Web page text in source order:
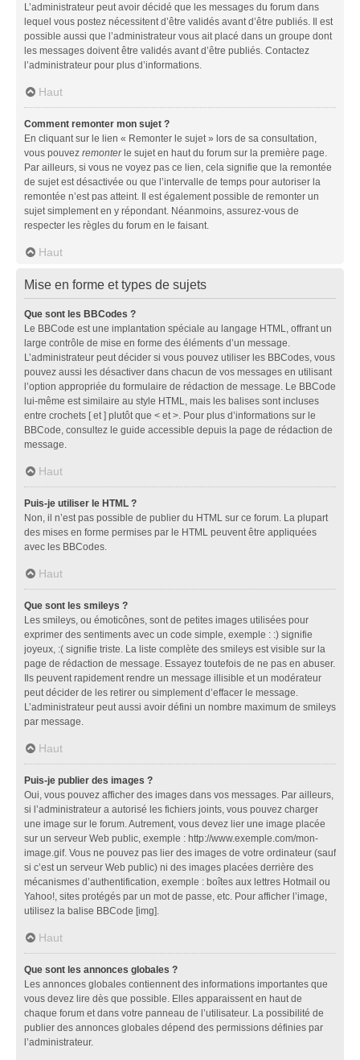
L’administrateur peut avoir décidé que les messages du forum dans
lequel vous postez nécessitent d’être validés avant d’être publiés. Il est
possible aussi que l’administrateur vous ait placé dans un groupe dont
les messages doivent être validés avant d’être publiés. Contactez
l’administrateur pour plus d’informations.
Haut
Comment remonter mon sujet ?
En cliquant sur le lien « Remonter le sujet » lors de sa consultation,
vous pouvez remonterle sujet en haut du forum sur la première page.
Par ailleurs, si vous ne voyez pas ce lien, cela signifie que la remontée
de sujet est désactivée ou que l’intervalle de temps pour autoriser la
remontée n’est pas atteint. Il est également possible de remonter un
sujet simplement en y répondant. Néanmoins, assurez-vous de
respecter les règles du forum en le faisant.
Haut
Mise en forme et types de sujets
Que sont les BBCodes ?
Le BBCode est une implantation spéciale au langage HTML, offrant un
large contrôle de mise en forme des éléments d’un message.
L’administrateur peut décider si vous pouvez utiliser les BBCodes, vous
pouvez aussi les désactiver dans chacun de vos messages en utilisant
l’option appropriée du formulaire de rédaction de message. Le BBCode
lui-même est similaire au style HTML, mais les balises sont incluses
entre crochets [ et ] plutôt que < et >. Pour plus d’informations sur le
BBCode, consultez le guide accessible depuis la page de rédaction de
message.
Haut
Puis-je utiliser le HTML ?
Non, il n’est pas possible de publier du HTML sur ce forum. La plupart
des mises en forme permises par le HTML peuvent être appliquées
avec les BBCodes.
Haut
Que sont les smileys ?
Les smileys, ou émoticônes, sont de petites images utilisées pour
exprimer des sentiments avec un code simple, exemple : :) signifie
joyeux, :( signifie triste. La liste complète des smileys est visible sur la
page de rédaction de message. Essayez toutefois de ne pas en abuser.
Ils peuvent rapidement rendre un message illisible et un modérateur
peut décider de les retirer ou simplement d’effacer le message.
L’administrateur peut aussi avoir défini un nombre maximum de smileys
par message.
Haut
Puis-je publier des images ?
Oui, vous pouvez afficher des images dans vos messages. Par ailleurs,
si l’administrateur a autorisé les fichiers joints, vous pouvez charger
une image sur le forum. Autrement, vous devez lier une image placée
sur un serveur Web public, exemple : http://www.exemple.com/mon-
image.gif. Vous ne pouvez pas lier des images de votre ordinateur (sauf
si c’est un serveur Web public) ni des images placées derrière des
mécanismes d’authentification, exemple : boîtes aux lettres Hotmail ou
Yahoo!, sites protégés par un mot de passe, etc. Pour afficher l’image,
utilisez la balise BBCode [img].
Haut
Que sont les annonces globales ?
Les annonces globales contiennent des informations importantes que
vous devez lire dès que possible. Elles apparaissent en haut de
chaque forum et dans votre panneau de l’utilisateur. La possibilité de
publier des annonces globales dépend des permissions définies par
l’administrateur.